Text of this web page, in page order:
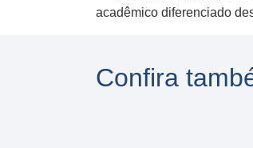
acadêmico diferenciado
Confira